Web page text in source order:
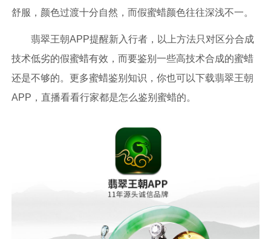
舒服，颜色过渡十分自然，而假蜜蜡颜色往往深浅不一。
翡翠王朝APP提醒新入行者，以上方法只对区分合成
技术低劣的假蜜蜡有效，而要鉴别一些高技术合成的蜜蜡
还是不够的。更多蜜蜡鉴别知识，你也可以下载翡翠王朝
APP，直播看看行家都是怎么鉴别蜜蜡的。